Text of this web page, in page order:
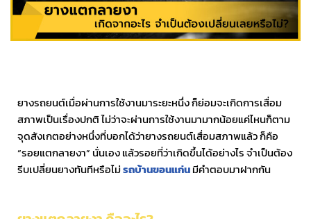
ยางรถยนต์เมื่อผ่านการใช้งานมาระยะหนึ่ง ก็ย่อมจะเกิดการเสื่อม
สภาพเป็นเรื่องปกติ ไม่ว่าจะผ่านการใช้งานมามากน้อยแค่ไหนก็ตาม
จุดสังเกตอย่างหนึ่งที่บอกได้ว่ายางรถยนต์เสื่อมสภาพแล้ว ก็คือ
“รอยแตกลายงา” นั่นเอง แล้วรอยที่ว่าเกิดขึ้นได้อย่างไร จำเป็นต้อง
รีบเปลี่ยนยางทันทีหรือไม่รถบ้านขอนแก่นมีคำตอบมาฝากกัน